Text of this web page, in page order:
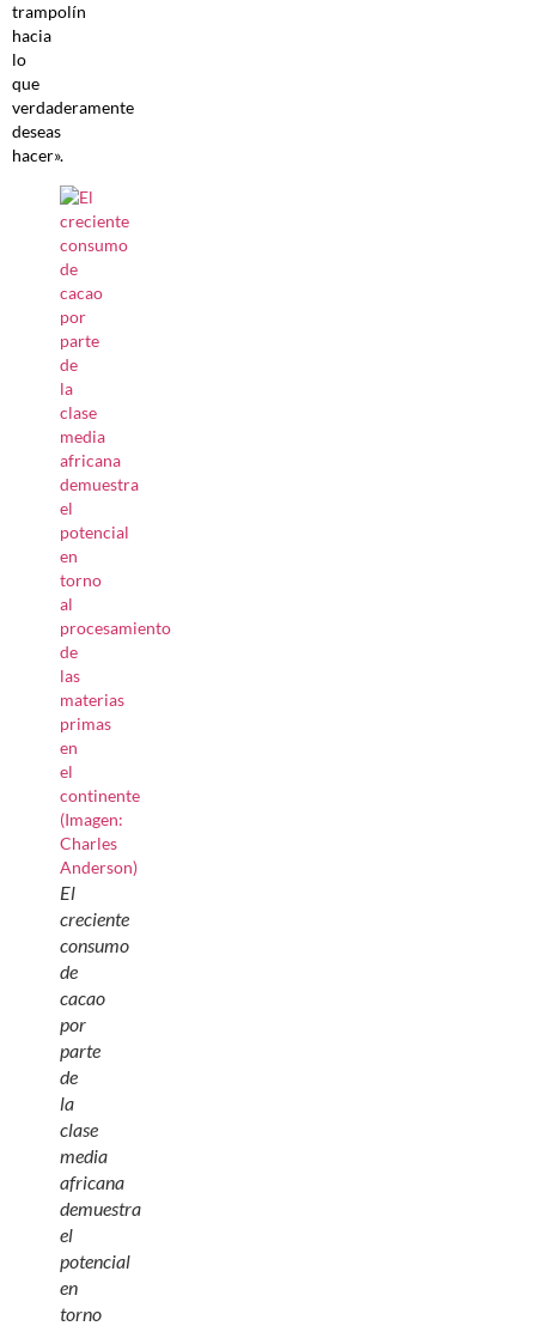
trampolín
hacia
lo
que
verdaderamente
deseas
hacer».
El
creciente
consumo
de
cacao
por
parte
de
la
clase
media
africana
demuestra
el
potencial
en
torno